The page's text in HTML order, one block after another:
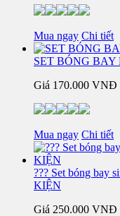
Mua ngay Chi tiết
SET BÓNG
Giá 170.000 VNĐ
Mua ngay Chi tiết
??? Set bóng bay
KIỆN
Giá 250.000 VNĐ